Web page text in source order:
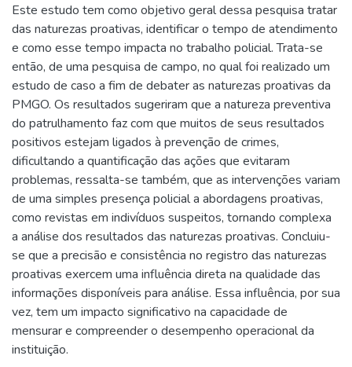
Este estudo tem como objetivo geral dessa pesquisa tratar
das naturezas proativas, identificar o tempo de atendimento
e como esse tempo impacta no trabalho policial. Trata-se
então, de uma pesquisa de campo, no qual foi realizado um
estudo de caso a fim de debater as naturezas proativas da
PMGO. Os resultados sugeriram que a natureza preventiva
do patrulhamento faz com que muitos de seus resultados
positivos estejam ligados à prevenção de crimes,
dificultando a quantificação das ações que evitaram
problemas, ressalta-se também, que as intervenções variam
de uma simples presença policial a abordagens proativas,
como revistas em indivíduos suspeitos, tornando complexa
a análise dos resultados das naturezas proativas. Concluiu-
se que a precisão e consistência no registro das naturezas
proativas exercem uma influência direta na qualidade das
informações disponíveis para análise. Essa influência, por sua
vez, tem um impacto significativo na capacidade de
mensurar e compreender o desempenho operacional da
instituição.